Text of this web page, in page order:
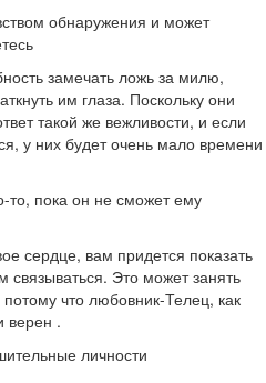
обнаружения и может
замечать ложь за милю,
им глаза. Поскольку они
такой же вежливости, и если
у них будет очень мало времени
то, пока он не сможет ему
сердце, вам придется показать
связываться. Это может занять
что любовник-Телец, как
верен .
личности